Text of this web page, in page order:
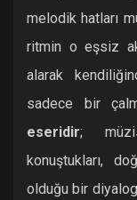
melodik hatları
ritmin o eşsiz
alarak
sadece bir
eseridir;
konuştukları,
olduğu bir